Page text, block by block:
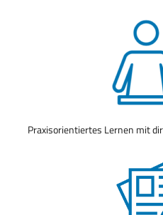
Praxisorientiertes Lernen mit